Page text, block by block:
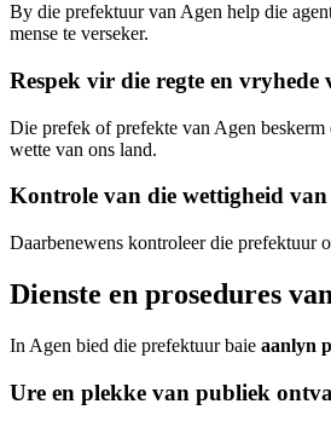
By die prefektuur van Agen help die
mense te verseker.
Respek vir die regte en vryhede
Die prefek of prefekte van Agen
wette van ons land.
Kontrole van die wettigheid van
Daarbenewens kontroleer die prefektuur
Dienste en prosedures
In Agen bied die prefektuur baie aanlyn
Ure en plekke van publiek